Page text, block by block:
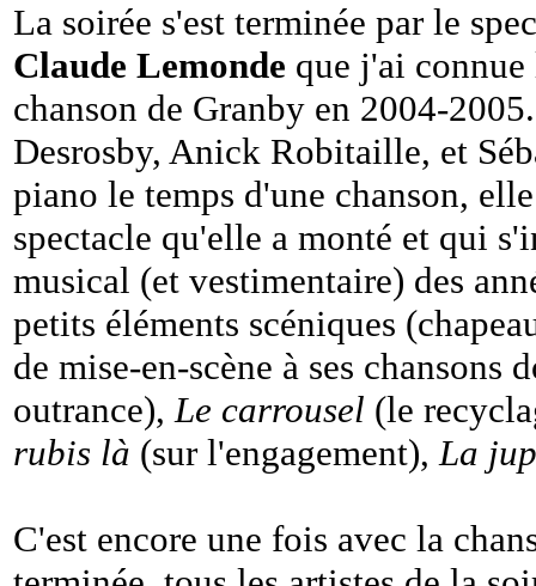
La soirée s'est terminée par le
Claude Lemonde que j'ai connue
chanson de Granby en 2004-
Desrosby, Anick Robitaille, et
piano le temps d'une chanson,
spectacle qu'elle a monté et qui
musical (et vestimentaire) des
petits éléments scéniques
de mise-en-scène à ses chansons
outrance),Le carrousel (le
rubis là (sur l'engagement),La
C'est encore une fois avec la